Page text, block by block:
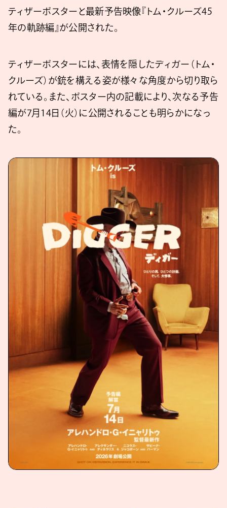
ティザーポスターと最新予告映像『トム・クルーズ45
年の軌跡編』が公開された。
ティザーポスターには、表情を隠したディガー（トム・
クルーズ）が銃を構える姿が様々な角度から切り取ら
れている。また、ポスター内の記載により、次なる予告
編が7月14日（火）に公開されることも明らかになっ
た。